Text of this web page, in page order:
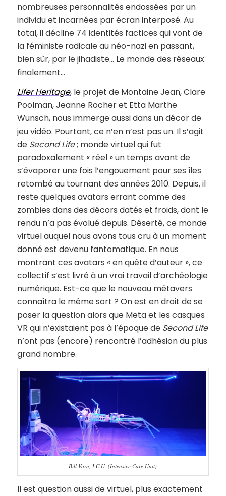
nombreuses personnalités endossées par un
individu et incarnées par écran interposé. Au
total, il décline 74 identités factices qui vont de
la féministe radicale au néo-nazi en passant,
bien sûr, par le jihadiste… Le monde des réseaux
finalement…
Lifer Heritage, le projet de Montaine Jean, Clare
Poolman, Jeanne Rocher et Etta Marthe
Wunsch, nous immerge aussi dans un décor de
jeu vidéo. Pourtant, ce n’en n’est pas un. Il s’agit
de Second Life; monde virtuel qui fut
paradoxalement « réel » un temps avant de
s’évaporer une fois l’engouement pour ses îles
retombé au tournant des années 2010. Depuis, il
reste quelques avatars errant comme des
zombies dans des décors datés et froids, dont le
rendu n’a pas évolué depuis. Déserté, ce monde
virtuel auquel nous avons tous cru à un moment
donné est devenu fantomatique. En nous
montrant ces avatars « en quête d’auteur », ce
collectif s’est livré à un vrai travail d’archéologie
numérique. Est-ce que le nouveau métavers
connaîtra le même sort ? On est en droit de se
poser la question alors que Meta et les casques
VR qui n’existaient pas à l’époque de Second Life
n’ont pas (encore) rencontré l’adhésion du plus
grand nombre.
Bill Vorn, I.C.U. (Intensive Care Unit)
Il est question aussi de virtuel, plus exactement